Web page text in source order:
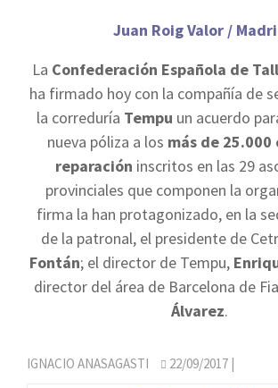
Juan Roig Valor /
La Confederación Española de
ha firmado hoy con la compañía de
la correduría Tempu un acuerdo
nueva póliza a los más de
reparación inscritos en las 29
provinciales que componen la
firma la han protagonizado, en la
de la patronal, el presidente de
Fontán; el director de Tempu,
director del área de Barcelona de
Álvarez.
IGNACIO ANASAGASTI 22/09/2017 |